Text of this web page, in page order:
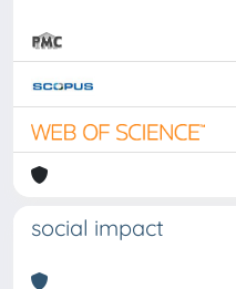
social impact